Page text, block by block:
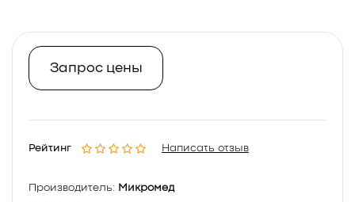
Рейтинг Написать отзыв
Производитель: Микромед
Запрос цены